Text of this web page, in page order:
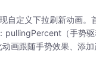
自定义下拉刷新动画。
pullingPercent（手势
画跟随手势效果、添加